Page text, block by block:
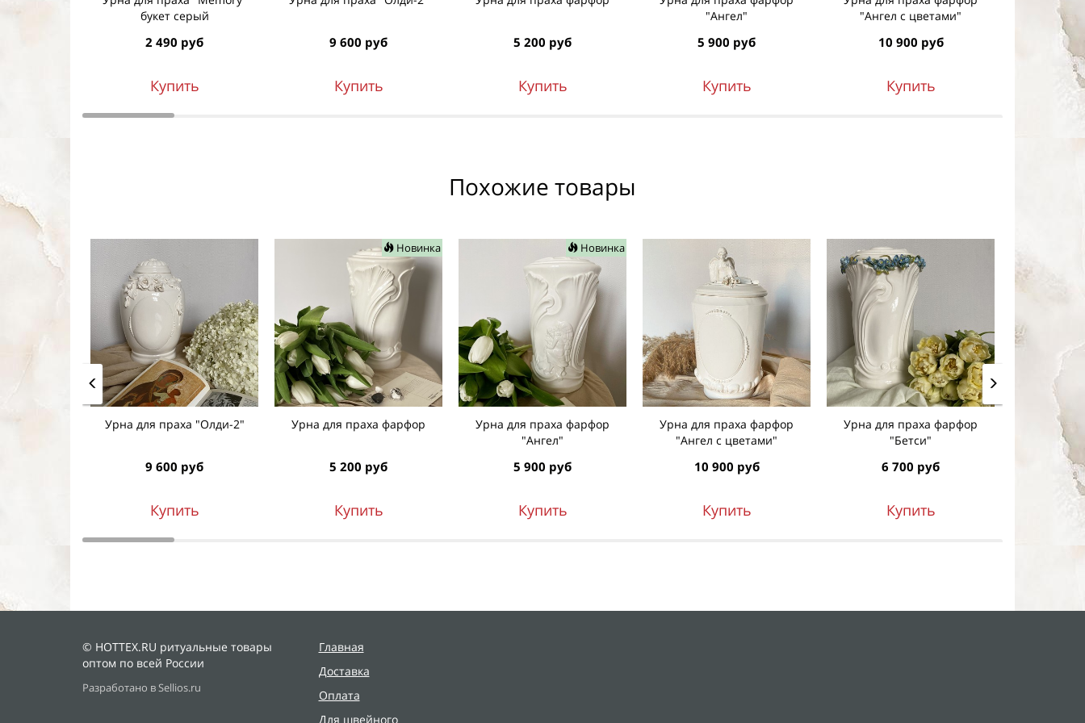
букет серый
2 490 руб
Купить
9 600 руб
Купить
5 200 руб
Купить
"Ангел"
5 900 руб
Купить
"Ангел с цветами"
10 900 руб
Купить
6
Похожие товары
Урна для праха "Олди-2"
9 600 руб
Купить
Новинка
Урна для праха фарфор
5 200 руб
Купить
Новинка
Урна для праха фарфор
"Ангел"
5 900 руб
Купить
Урна для праха фарфор
"Ангел с цветами"
10 900 руб
Купить
Урна для праха фарфор
"Бетси"
6 700 руб
Купить
Урна
6
© HOTTEX.RU ритуальные товары
оптом по всей России
Разработано в Sellios.ru
Главная
Доставка
Оплата
Для швейного